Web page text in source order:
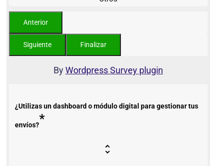
ByWordpress Survey plugin
¿Utilizas un dashboard o módulo digital para gestionar tus
envíos?*